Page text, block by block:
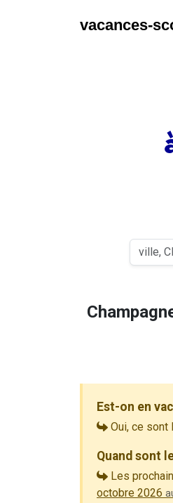
vacances-
Est-on en
Oui, ce sont
Quand sont
Les
octobre 2026